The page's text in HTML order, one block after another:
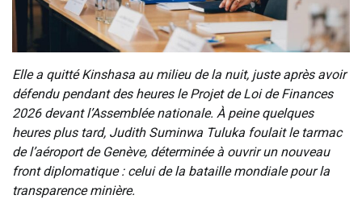
Elle a quitté Kinshasa au milieu de la nuit, juste après avoir
défendu pendant des heures le Projet de Loi de Finances
2026 devant l’Assemblée nationale. À peine quelques
heures plus tard, Judith Suminwa Tuluka foulait le tarmac
de l’aéroport de Genève, déterminée à ouvrir un nouveau
front diplomatique : celui de la bataille mondiale pour la
transparence minière.